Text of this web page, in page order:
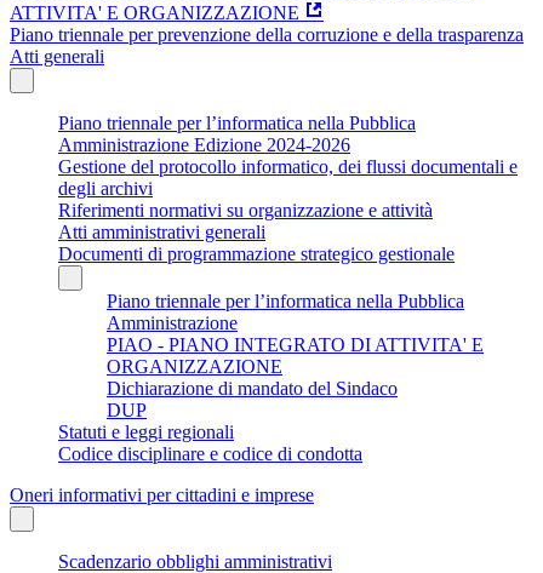
ATTIVITA' E ORGANIZZAZIONE
Piano triennale per prevenzione della corruzione e della trasparenza
Atti generali
Piano triennale per l’informatica nella Pubblica
Amministrazione Edizione 2024-2026
Gestione del protocollo informatico, dei flussi documentali e
degli archivi
Riferimenti normativi su organizzazione e attività
Atti amministrativi generali
Documenti di programmazione strategico gestionale
Piano triennale per l’informatica nella Pubblica
Amministrazione
PIAO - PIANO INTEGRATO DI ATTIVITA' E
ORGANIZZAZIONE
Dichiarazione di mandato del Sindaco
DUP
Statuti e leggi regionali
Codice disciplinare e codice di condotta
Oneri informativi per cittadini e imprese
Scadenzario obblighi amministrativi